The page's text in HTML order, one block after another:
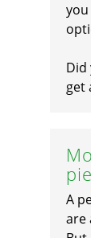
Did
get
A
are